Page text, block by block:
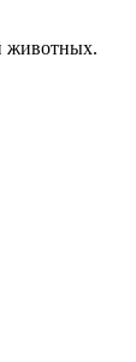
животных.